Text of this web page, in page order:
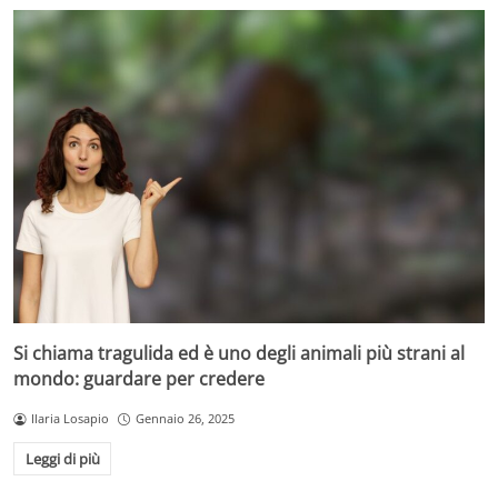
Si chiama tragulida ed è uno degli animali più strani al
mondo: guardare per credere
Ilaria Losapio Gennaio 26, 2025
Leggi di più